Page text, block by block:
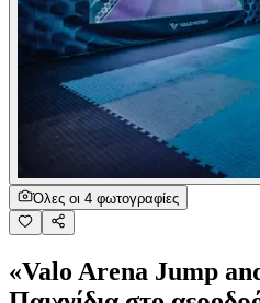
Όλες οι 4 φωτογραφίες
«Valo Arena Jump